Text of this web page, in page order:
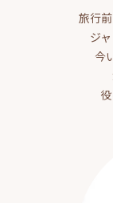
旅行
ジ
今